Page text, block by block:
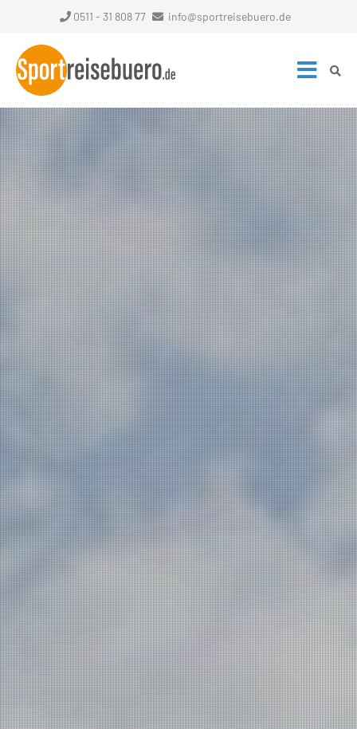
0511 - 31 808 77 info@sportreisebuero.de